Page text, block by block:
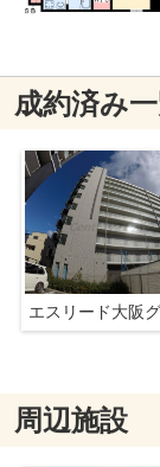
成約済み
周辺施設